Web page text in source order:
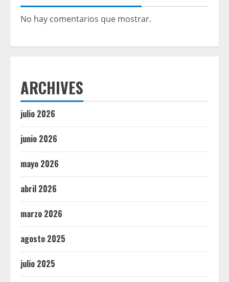
No hay comentarios que mostrar.
ARCHIVES
julio 2026
junio 2026
mayo 2026
abril 2026
marzo 2026
agosto 2025
julio 2025